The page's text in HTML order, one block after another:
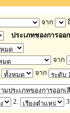
จาก
ประเภทชองการออ
จาก
จาก
2.